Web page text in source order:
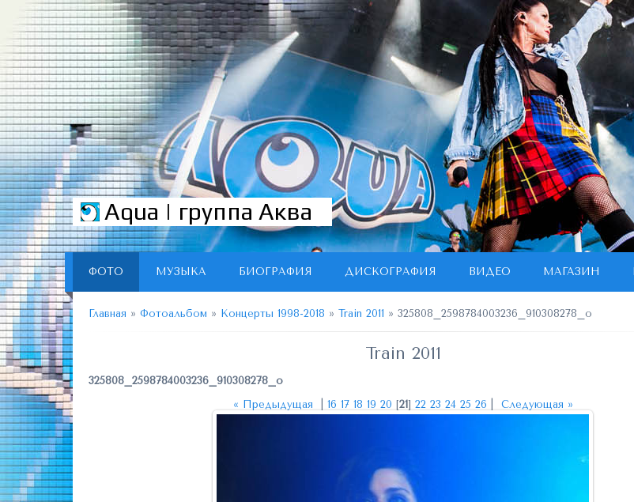
Aqua | группа Аква
ФОТО МУЗЫКА БИОГРАФИЯ ДИСКОГРАФИЯ ВИДЕО МАГАЗИН
Главная » Фотоальбом » Концерты 1998-2018 » Train 2011 » 325808_2598784003236_910308278_o
Train 2011
325808_2598784003236_910308278_o
« Предыдущая
16 17 18 19 20 [21] 22 23 24 25 26 Следующая »